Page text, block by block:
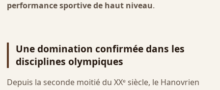
performance sportive de haut niveau.
Une domination confirmée dans les
disciplines olympiques
Depuis la seconde moitié du XXᵉ siècle, le Hanovrien